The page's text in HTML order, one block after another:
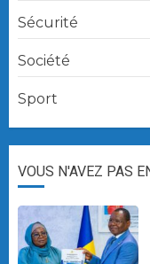
Sécurité
Société
Sport
VOUS N'AVEZ PAS